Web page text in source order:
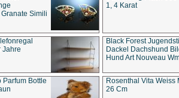
Simili
1, 4 Karat
Jahre
Black Forest
Dackel Dachshund
Hund Art Nouveau
Parfum Bottle
Rosenthal Vita Weiss
26 Cm